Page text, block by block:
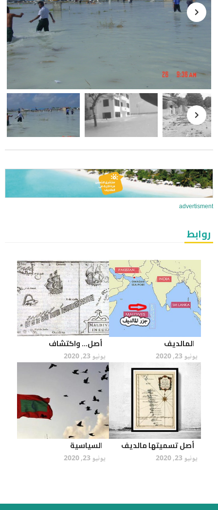
advertisment
روابط
المالديف
يونيو 23, 2020
أصل… واكتشاف
يونيو 23, 2020
أصل تسميتها مالديف
يونيو 23, 2020
السياسية
يونيو 23, 2020